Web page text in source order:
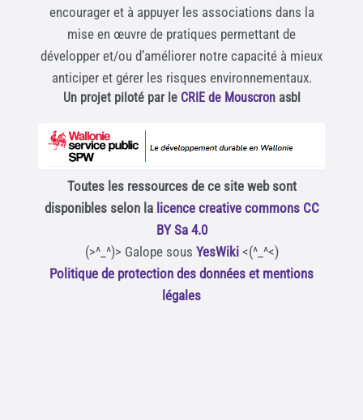
encourager et à appuyer les associations dans la
mise en œuvre de pratiques permettant de
développer et/ou d’améliorer notre capacité à mieux
anticiper et gérer les risques environnementaux.
Un projet piloté par le CRIE de Mouscronasbl
Toutes les ressources de ce site web sont
disponibles selon la licence creative commons CC
BY Sa 4.0
(>^_^)> Galope sous YesWiki<(^_^<)
Politique de protection des données et mentions
légales